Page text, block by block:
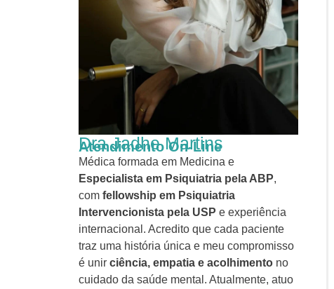
Dra Jadhe Martins
Atendimento On-Line
Médica formada em Medicina e
Especialista em Psiquiatria pela ABP,
com fellowship em Psiquiatria
Intervencionista pela USP e experiência
internacional. Acredito que cada paciente
traz uma história única e meu compromisso
é unir ciência, empatia e acolhimento no
cuidado da saúde mental. Atualmente, atuo